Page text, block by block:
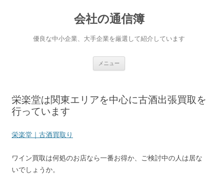
会社の通信簿
優良な中小企業、大手企業を厳選して紹介しています
メニュー
栄楽堂は関東エリアを中心に古酒出張買取を
行っています
栄楽堂｜古酒買取り
ワイン買取は何処のお店なら一番お得か、ご検討中の人は居な
いでしょうか。